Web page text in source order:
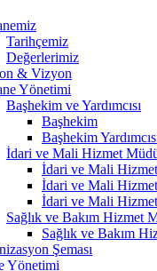
Tarihçemiz
Değerlerimiz
& Vizyon
Yönetimi
Başhekim ve Yardımcısı
Başhekim
Başhekim
İdari ve Mali Hizmet
İdari ve Mali
İdari ve Mali Hizmet
İdari ve Mali Hizmet
Sağlık ve Bakım Hizmet
Sağlık ve Bakım
Şeması
Yönetimi